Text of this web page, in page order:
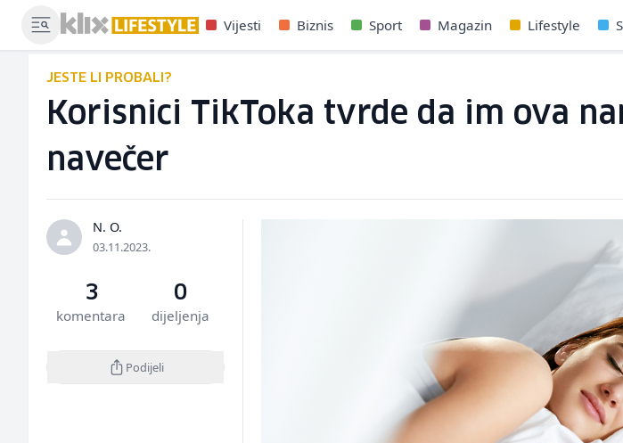
Vijesti Biznis Sport Magazin Lifestyle
JESTE LI PROBALI?
Korisnici TikToka tvrde da im ova
navečer
N. O.
03.11.2023.
3
komentara
0
dijeljenja
Podijeli